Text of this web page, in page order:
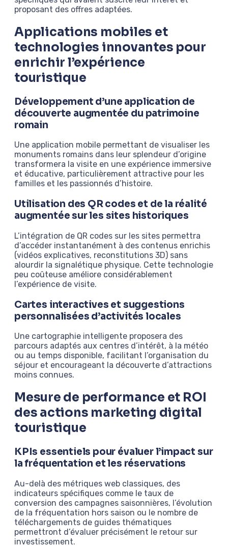
proposant des offres adaptées.
Applications mobiles et
technologies innovantes pour
enrichir l’expérience
touristique
Développement d’une application de
découverte augmentée du patrimoine
romain
Une application mobile permettant de visualiser les
monuments romains dans leur splendeur d’origine
transformera la visite en une expérience immersive
et éducative, particulièrement attractive pour les
familles et les passionnés d’histoire.
Utilisation des QR codes et de la réalité
augmentée sur les sites historiques
L’intégration de QR codes sur les sites permettra
d’accéder instantanément à des contenus enrichis
(vidéos explicatives, reconstitutions 3D) sans
alourdir la signalétique physique. Cette technologie
peu coûteuse améliore considérablement
l’expérience de visite.
Cartes interactives et suggestions
personnalisées d’activités locales
Une cartographie intelligente proposera des
parcours adaptés aux centres d’intérêt, à la météo
ou au temps disponible, facilitant l’organisation du
séjour et encourageant la découverte d’attractions
moins connues.
Mesure de performance et ROI
des actions marketing digital
touristique
KPIs essentiels pour évaluer l’impact sur
la fréquentation et les réservations
Au-delà des métriques web classiques, des
indicateurs spécifiques comme le taux de
conversion des campagnes saisonnières, l’évolution
de la fréquentation hors saison ou le nombre de
téléchargements de guides thématiques
permettront d’évaluer précisément le retour sur
investissement.